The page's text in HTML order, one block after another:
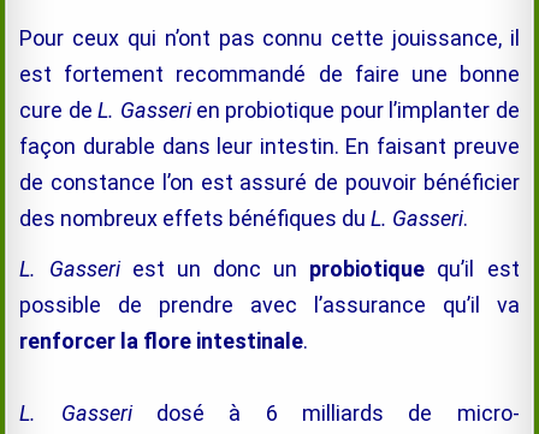
Pour ceux qui n’ont pas connu cette jouissance, il
est fortement recommandé de faire une bonne
cure deL. Gasserien probiotique pour l’implanter de
façon durable dans leur intestin. En faisant preuve
de constance l’on est assuré de pouvoir bénéficier
des nombreux effets bénéfiques duL. Gasseri.
L. Gasseriest un donc un probiotique qu’il est
possible de prendre avec l’assurance qu’il va
renforcer la flore intestinale.
L. Gasseridosé à 6 milliards de micro-